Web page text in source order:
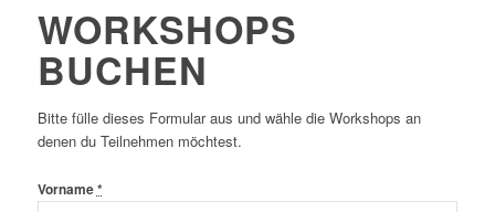
WORKSHOPS
BUCHEN
Bitte fülle dieses Formular aus und wähle die Workshops an
denen du Teilnehmen möchtest.
Vorname*